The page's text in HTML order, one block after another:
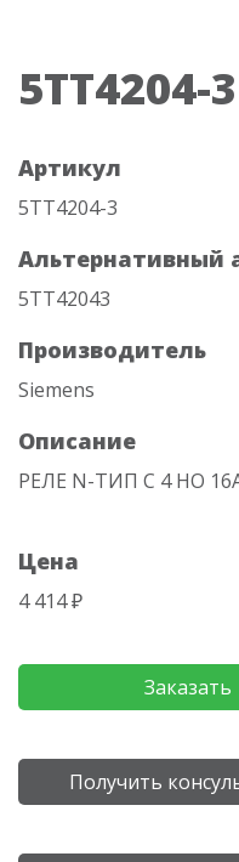
5TT4204-
Артикул
5TT4204-3
Альтернативный
5TT42043
Производитель
Siemens
Описание
РЕЛЕ N-ТИП С 4 НО
Цена
4 414 ₽
Заказать
Получить